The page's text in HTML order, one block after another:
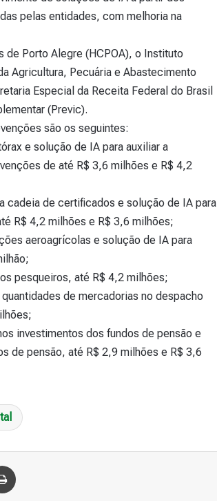
pelas entidades, com melhoria na
de Porto Alegre (HCPOA), o Instituto
Agricultura, Pecuária e Abastecimento
Especial da Receita Federal do Brasil
(Previc).
são os seguintes:
e solução de IA para auxiliar a
de até R$ 3,6 milhões e R$ 4,2
cadeia de certificados e solução de IA para
R$ 4,2 milhões e R$ 3,6 milhões;
aeroagrícolas e solução de IA para
pesqueiros, até R$ 4,2 milhões;
de mercadorias no despacho
investimentos dos fundos de pensão e
de pensão, até R$ 2,9 milhões e R$ 3,6